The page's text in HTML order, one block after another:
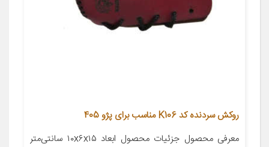
روکش سردنده کد K106 مناسب برای پژو 405
معرفی محصول جزئیات محصول ابعاد ۱۰x۶x۱۵ سانتی‌متر